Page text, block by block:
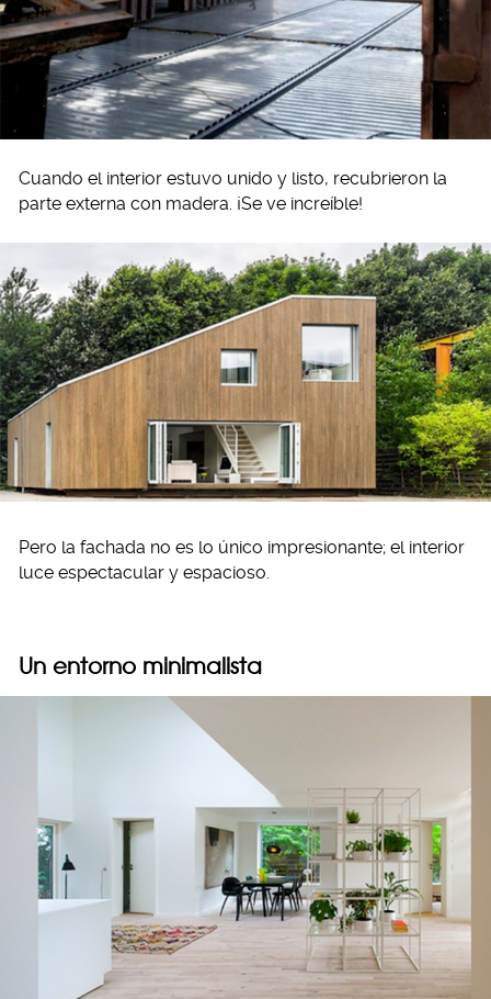
Cuando el interior estuvo unido y listo, recubrieron la
parte externa con madera. ¡Se ve increíble!
Pero la fachada no es lo único impresionante; el interior
luce espectacular y espacioso.
Un entorno minimalista